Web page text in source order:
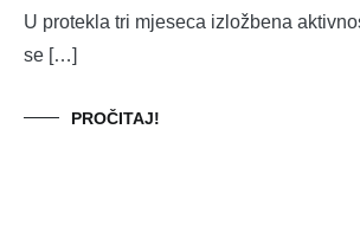
U protekla tri mjeseca izložbena
se […]
PROČITAJ!